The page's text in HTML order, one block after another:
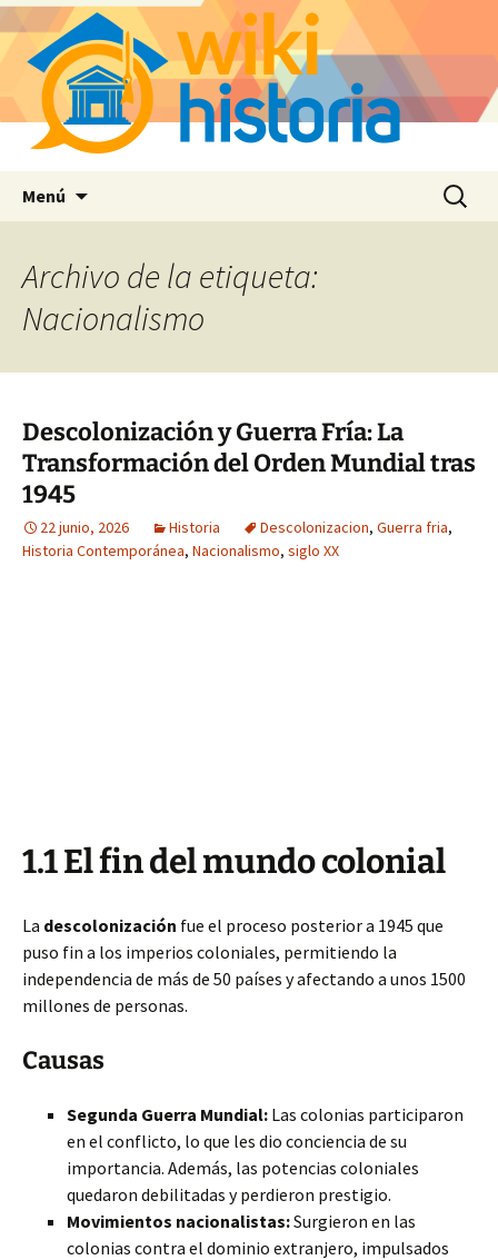
Menú Buscar:
Archivo de la etiqueta:
Nacionalismo
Descolonización y Guerra Fría: La
Transformación del Orden Mundial tras
1945
22 junio, 2026 Historia Descolonizacion, Guerra fria,
Historia Contemporánea, Nacionalismo, siglo XX
1.1 El fin del mundo colonial
La descolonización fue el proceso posterior a 1945 que
puso fin a los imperios coloniales, permitiendo la
independencia de más de 50 países y afectando a unos 1500
millones de personas.
Causas
Segunda Guerra Mundial: Las colonias participaron
en el conflicto, lo que les dio conciencia de su
importancia. Además, las potencias coloniales
quedaron debilitadas y perdieron prestigio.
Movimientos nacionalistas:Surgieron en las
colonias contra el dominio extranjero, impulsados